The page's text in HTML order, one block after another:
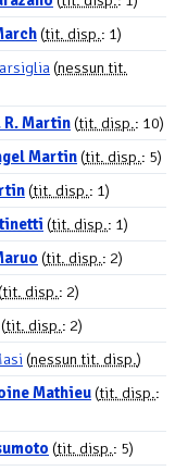
(tit. disp.: 1)
(nessun tit.
R. Martin(tit. disp.: 10)
Martin(tit. disp.: 5)
(tit. disp.: 1)
(tit. disp.: 1)
(tit. disp.: 2)
tit. disp.: 2)
(tit. disp.: 2)
(nessun tit. disp.)
Mathieu(tit. disp.:
(tit. disp.: 5)